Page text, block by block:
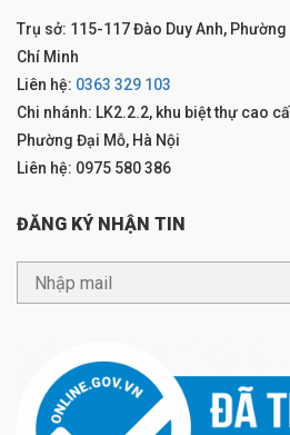
Trụ sở: 115-117 Đào Duy Anh,
Chí Minh
Liên hệ: 0363 329 103
Chi nhánh: LK2.2.2, khu biệt thự cao
Phường Đại Mỗ, Hà Nội
Liên hệ: 0975 580 386
ĐĂNG KÝ NHẬN TIN